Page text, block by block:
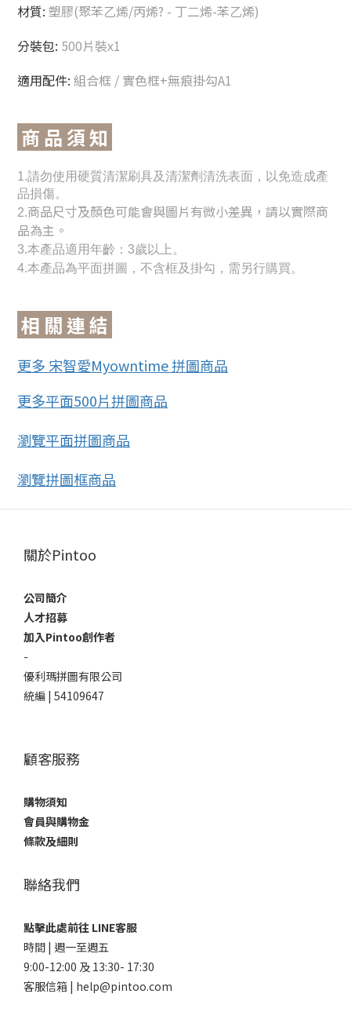
材質: 塑膠(聚苯乙烯/丙烯? - 丁二烯-苯乙烯)
分裝包: 500片裝x1
適用配件: 組合框 / 實色框+無痕掛勾A1
商 品 須 知
1.請勿使用硬質清潔刷具及清潔劑清洗表面，以免造成產
品損傷。
2.商品尺寸及顏色可能會與圖片有微小差異，請以實際商
品為主。
3.本產品適用年齡：3歲以上。
4.本產品為平面拼圖，不含框及掛勾，需另行購買。
相 關 連 結
更多 宋智愛Myowntime 拼圖商品
更多平面500片拼圖商品
瀏覽平面拼圖商品
瀏覽拼圖框商品
關於Pintoo
公司簡介
人才招募
加入Pintoo創作者
-
優利瑪拼圖有限公司
統編 | 54109647
顧客服務
購物須知
會員與購物金
條款及細則
聯絡我們
點擊此處前往 LINE客服
時間 | 週一至週五
9:00-12:00 及 13:30- 17:30
客服信箱 | help@pintoo.com